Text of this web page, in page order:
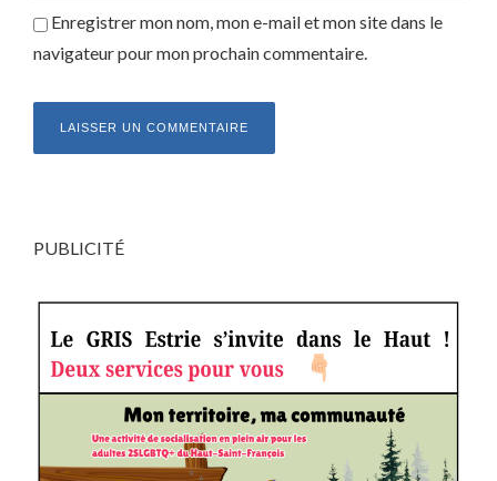
Enregistrer mon nom, mon e-mail et mon site dans le
navigateur pour mon prochain commentaire.
PUBLICITÉ